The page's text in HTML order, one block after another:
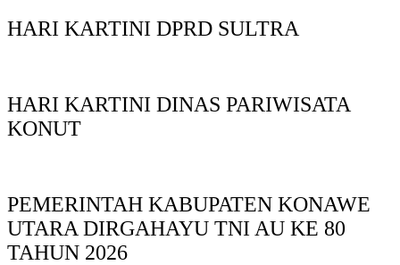
HARI KARTINI DPRD SULTRA
HARI KARTINI DINAS PARIWISATA
KONUT
PEMERINTAH KABUPATEN KONAWE
UTARA DIRGAHAYU TNI AU KE 80
TAHUN 2026